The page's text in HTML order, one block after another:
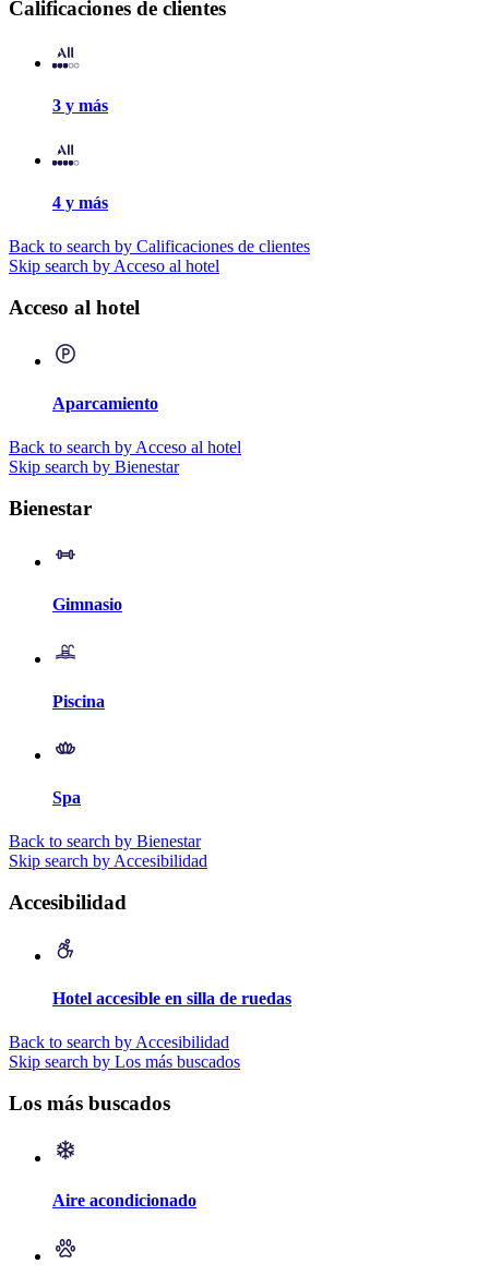
Calificaciones de clientes
3 y más
4 y más
Back to search by Calificaciones de clientes
Skip search by Acceso al hotel
Acceso al hotel
Aparcamiento
Back to search by Acceso al hotel
Skip search by Bienestar
Bienestar
Gimnasio
Piscina
Spa
Back to search by Bienestar
Skip search by Accesibilidad
Accesibilidad
Hotel accesible en silla de ruedas
Back to search by Accesibilidad
Skip search by Los más buscados
Los más buscados
Aire acondicionado